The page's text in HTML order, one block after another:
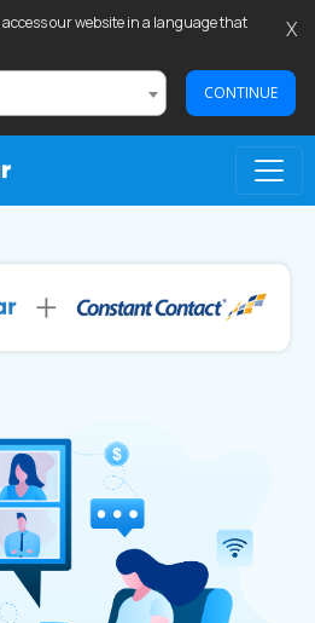
our website in a language that
CONTINUE
X